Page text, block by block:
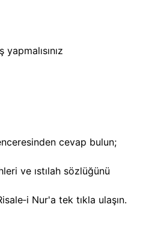
cevap bulun;
ve ıstılah sözlüğünü
Nur'a tek tıkla ulaşın.